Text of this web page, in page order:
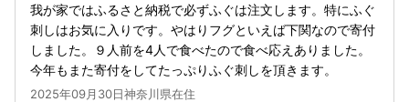
我が家ではふるさと納税で必ずふぐは注文します。特にふぐ
刺しはお気に入りです。やはりフグといえば下関なので寄付
しました。９人前を4人で食べたので食べ応えありました。
今年もまた寄付をしてたっぷりふぐ刺しを頂きます。
2025年09月30日神奈川県在住